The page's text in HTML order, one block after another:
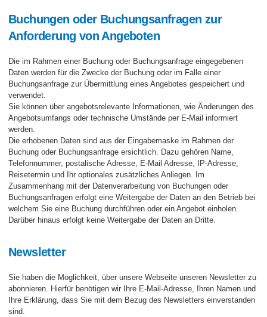
Buchungen oder Buchungsanfragen zur
Anforderung von Angeboten
Die im Rahmen einer Buchung oder Buchungsanfrage eingegebenen
Daten werden für die Zwecke der Buchung oder im Falle einer
Buchungsanfrage zur Übermittlung eines Angebotes gespeichert und
verwendet.
Sie können über angebotsrelevante Informationen, wie Änderungen des
Angebotsumfangs oder technische Umstände per E-Mail informiert
werden.
Die erhobenen Daten sind aus der Eingabemaske im Rahmen der
Buchung oder Buchungsanfrage ersichtlich. Dazu gehören Name,
Telefonnummer, postalische Adresse, E-Mail Adresse, IP-Adresse,
Reisetermin und Ihr optionales zusätzliches Anliegen. Im
Zusammenhang mit der Datenverarbeitung von Buchungen oder
Buchungsanfragen erfolgt eine Weitergabe der Daten an den Betrieb bei
welchem Sie eine Buchung durchführen oder ein Angebot einholen.
Darüber hinaus erfolgt keine Weitergabe der Daten an Dritte.
Newsletter
Sie haben die Möglichkeit, über unsere Webseite unseren Newsletter zu
abonnieren. Hierfür benötigen wir Ihre E-Mail-Adresse, Ihren Namen und
Ihre Erklärung, dass Sie mit dem Bezug des Newsletters einverstanden
sind.